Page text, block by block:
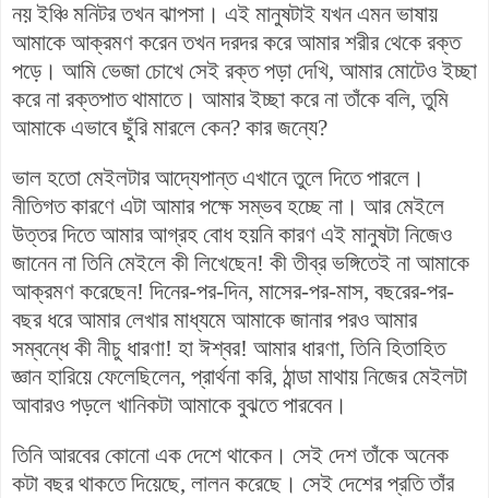
নয় ইঞ্চি মনিটর তখন ঝাপসা। এই মানুষটাই যখন এমন ভাষায়
আমাকে আক্রমণ করেন তখনদরদর করে আমার শরীর থেকে রক্ত
পড়ে। আমি ভেজা চোখে সেই রক্ত পড়া দেখি, আমার মোটেও ইচ্ছা
করে না রক্তপাত থামাতে। আমার ইচ্ছা করে না তাঁকে বলি, তুমি
আমাকে এভাবে ছুঁরি মারলে কেন? কার জন্যে?
ভাল হতো মেইলটার আদ্যেপান্ত এখানে তুলে দিতে পারলে।
নীতিগত কারণে এটা আমার পক্ষে সম্ভব হচ্ছে না। আর মেইলে
উত্তর দিতে আমার আগ্রহ বোধ হয়নি কারণ এই মানুষটা নিজেও
জানেন না তিনি মেইলে কী লিখেছেন! কী তীব্র ভঙ্গিতেই না আমাকে
আক্রমণ করেছেন! দিনের-পর-দিন, মাসের-পর-মাস, বছরের-পর-
বছর ধরে আমার লেখার মাধ্যমে আমাকে জানার পরও আমার
সম্বন্ধে কী নীচু ধারণা! হা ঈশ্বর! আমার ধারণা, তিনি হিতাহিত
জ্ঞান হারিয়ে ফেলেছিলেন, প্রার্থনা করি, ঠান্ডা মাথায় নিজের মেইলটা
আবারও পড়লে খানিকটা আমাকে বুঝতে পারবেন।
তিনি আরবের কোনো এক দেশে থাকেন। সেই দেশ তাঁকে অনেক
কটা বছর থাকতে দিয়েছে, লালন করেছে। সেই দেশের প্রতি তাঁর